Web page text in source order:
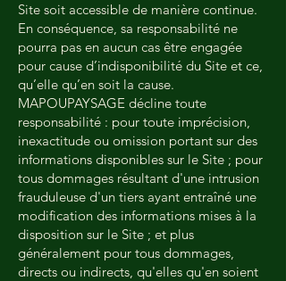
Site soit accessible de manière continue.
En conséquence, sa responsabilité ne
pourra pas en aucun cas être engagée
pour cause d’indisponibilité du Site et ce,
qu’elle qu’en soit la cause.
MAPOUPAYSAGE décline toute
responsabilité : pour toute imprécision,
inexactitude ou omission portant sur des
informations disponibles sur le Site ; pour
tous dommages résultant d'une intrusion
frauduleuse d'un tiers ayant entraîné une
modification des informations mises à la
disposition sur le Site ; et plus
généralement pour tous dommages,
directs ou indirects, qu'elles qu'en soient